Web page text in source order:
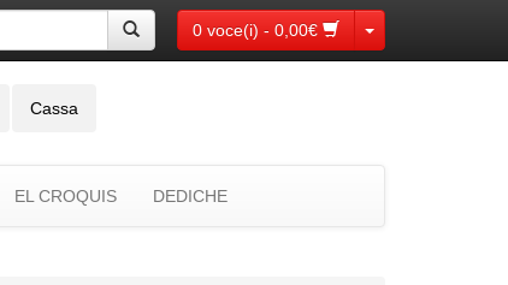
0 voce(i) - 0,00€ Toggle Dropdown
Cassa
EL CROQUIS DEDICHE